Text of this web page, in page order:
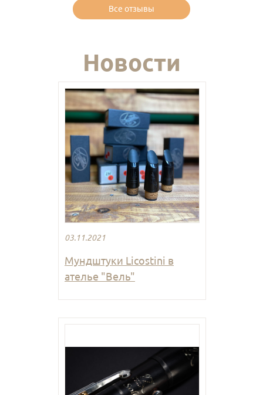
Все отзывы
Новости
03.11.2021
Мундштуки Licostini в
ателье "Вель"